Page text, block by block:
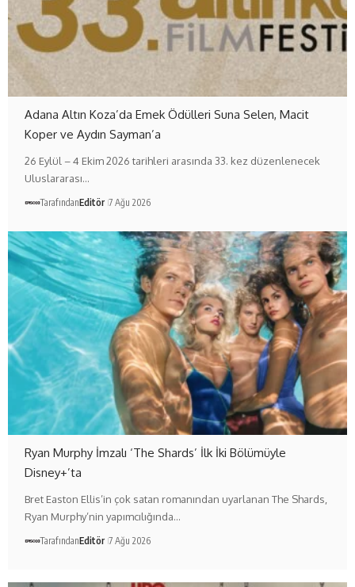
Adana Altın Koza’da Emek Ödülleri Suna Selen, Macit
Koper ve Aydın Sayman’a
26 Eylül – 4 Ekim 2026 tarihleri arasında 33. kez düzenlenecek
Uluslararası…
TarafındanEditör 7 Ağu 2026
Ryan Murphy İmzalı ‘The Shards’ İlk İki Bölümüyle
Disney+’ta
Bret Easton Ellis’in çok satan romanından uyarlanan The Shards,
Ryan Murphy’nin yapımcılığında…
TarafındanEditör 7 Ağu 2026